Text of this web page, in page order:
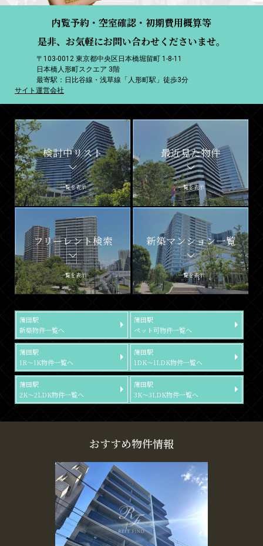
内覧予約・空室確認・初期費用概算等
是非、お気軽にお問い合わせくださいませ。
〒103-0012 東京都中央区日本橋堀留町 1-8-11
日本橋人形町スクエア 3階
最寄駅：日比谷線・浅草線「人形町駅」徒歩3分
サイト運営会社
検討中リスト
一覧を表示
最近見た物件
一覧を表示
フリーレント検索
一覧を表示
新築マンション一覧
一覧を表示
蒲田駅
新築物件一覧へ
蒲田駅
ペット可物件一覧へ
蒲田駅
1R～1K物件一覧へ
蒲田駅
1DK～1LDK物件一覧へ
蒲田駅
2K～2LDK物件一覧へ
蒲田駅
3K～3LDK物件一覧へ
おすすめ物件情報